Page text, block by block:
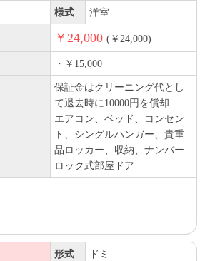
様式 洋室
￥24,000 (￥24,000)
・￥15,000
保証金はクリーニング代とし
て退去時に10000円を償却
エアコン、ベッド、コンセン
ト、シングルハンガー、貴重
品ロッカー、収納、ナンバー
ロック式部屋ドア
形式 ドミ